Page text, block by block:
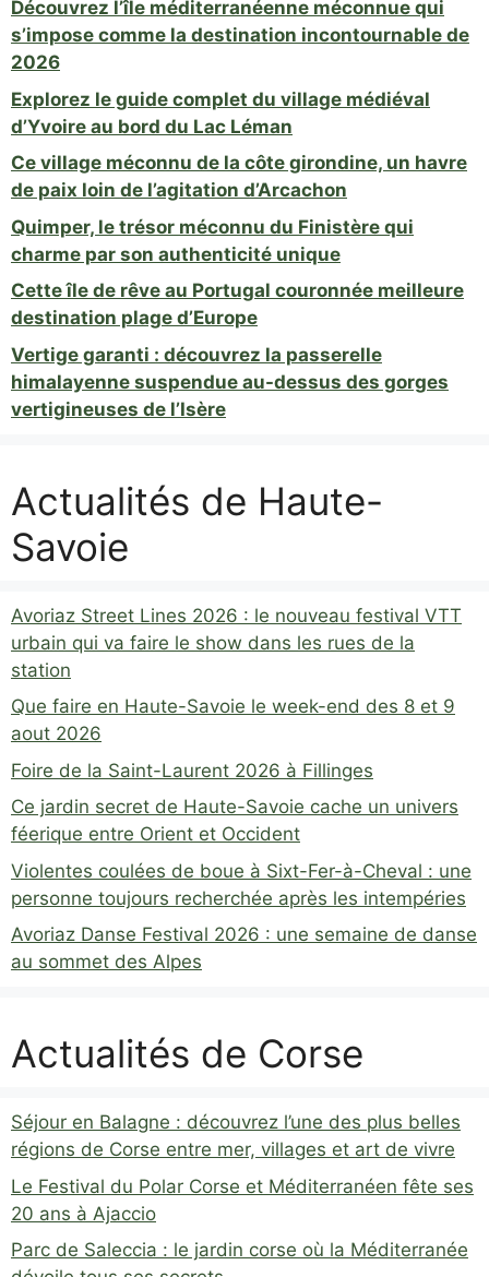
Découvrez l’île méditerranéenne méconnue qui
s’impose comme la destination incontournable de
2026
Explorez le guide complet du village médiéval
d’Yvoire au bord du Lac Léman
Ce village méconnu de la côte girondine, un havre
de paix loin de l’agitation d’Arcachon
Quimper, le trésor méconnu du Finistère qui
charme par son authenticité unique
Cette île de rêve au Portugal couronnée meilleure
destination plage d’Europe
Vertige garanti : découvrez la passerelle
himalayenne suspendue au-dessus des gorges
vertigineuses de l’Isère
Actualités de Haute-
Savoie
Avoriaz Street Lines 2026 : le nouveau festival VTT
urbain qui va faire le show dans les rues de la
station
Que faire en Haute-Savoie le week-end des 8 et 9
aout 2026
Foire de la Saint-Laurent 2026 à Fillinges
Ce jardin secret de Haute-Savoie cache un univers
féerique entre Orient et Occident
Violentes coulées de boue à Sixt-Fer-à-Cheval : une
personne toujours recherchée après les intempéries
Avoriaz Danse Festival 2026 : une semaine de danse
au sommet des Alpes
Actualités de Corse
Séjour en Balagne : découvrez l’une des plus belles
régions de Corse entre mer, villages et art de vivre
Le Festival du Polar Corse et Méditerranéen fête ses
20 ans à Ajaccio
Parc de Saleccia : le jardin corse où la Méditerranée